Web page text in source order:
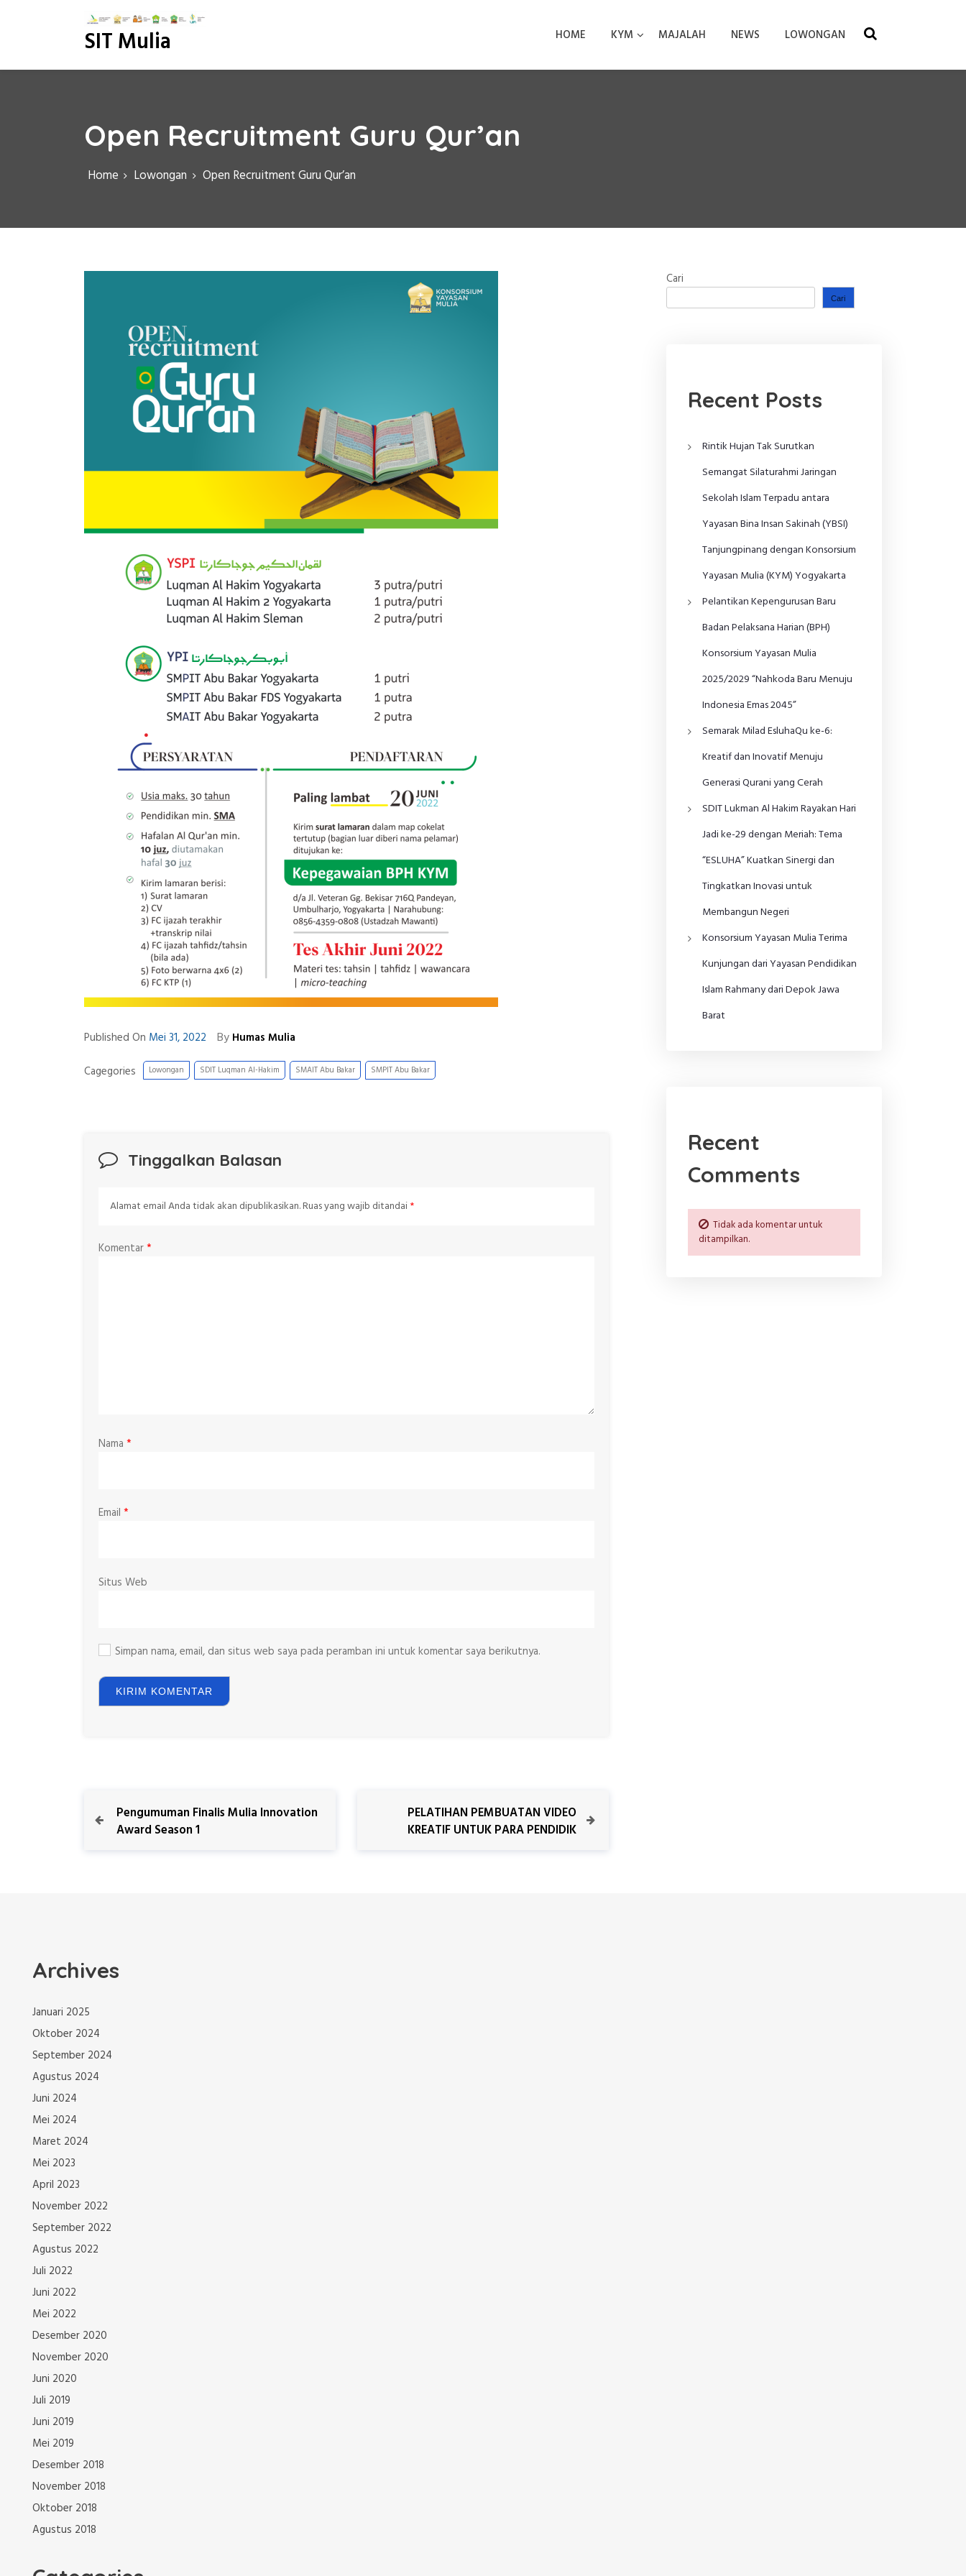
t
SIT Mulia HOME KYM MAJALAH NEWS LOWONGAN
Open Recruitment Guru Qur’an
Home Lowongan Open Recruitment Guru Qur’an
Published On Mei 31, 2022 By Humas Mulia
Cagegories
Lowongan SDIT Luqman Al-Hakim SMAIT Abu Bakar SMPIT Abu Bakar
Tinggalkan Balasan
Alamat email Anda tidak akan dipublikasikan.Ruas yang wajib ditandai*
Komentar*
Nama *
Email *
Situs Web
Simpan nama, email, dan situs web saya pada peramban ini untuk komentar saya berikutnya.
a
i
p
P
r
v
s
t
Pengumuman Finalis Mulia Innovation
Award Season 1
t
PELATIHAN PEMBUATAN VIDEO
KREATIF UNTUK PARA PENDIDIK
Cari
Cari
Recent Posts
Rintik Hujan Tak Surutkan
Semangat Silaturahmi Jaringan
Sekolah Islam Terpadu antara
Yayasan Bina Insan Sakinah (YBSI)
Tanjungpinang dengan Konsorsium
Yayasan Mulia (KYM) Yogyakarta
Pelantikan Kepengurusan Baru
Badan Pelaksana Harian (BPH)
Konsorsium Yayasan Mulia
2025/2029 “Nahkoda Baru Menuju
Indonesia Emas 2045”
Semarak Milad EsluhaQu ke-6:
Kreatif dan Inovatif Menuju
Generasi Qurani yang Cerah
SDIT Lukman Al Hakim Rayakan Hari
Jadi ke-29 dengan Meriah: Tema
“ESLUHA” Kuatkan Sinergi dan
Tingkatkan Inovasi untuk
Membangun Negeri
Konsorsium Yayasan Mulia Terima
Kunjungan dari Yayasan Pendidikan
Islam Rahmany dari Depok Jawa
Barat
Recent
Comments
Tidak ada komentar untuk
ditampilkan.
Archives
Januari 2025
Oktober 2024
September 2024
Agustus 2024
Juni 2024
Mei 2024
Maret 2024
Mei 2023
April 2023
November 2022
September 2022
Agustus 2022
Juli 2022
Juni 2022
Mei 2022
Desember 2020
November 2020
Juni 2020
Juli 2019
Juni 2019
Mei 2019
Desember 2018
November 2018
Oktober 2018
Agustus 2018